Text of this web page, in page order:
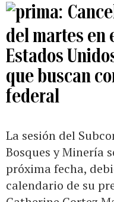
del martes en
Estados
que buscan
federal
La sesión del
Bosques y Minería
próxima fecha,
calendario de su